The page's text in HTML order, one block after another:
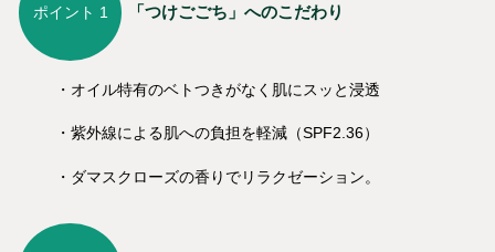
ポイント 1 「つけごごち」へのこだわり
・オイル特有のベトつきがなく肌にスッと浸透
・紫外線による肌への負担を軽減（SPF2.36）
・ダマスクローズの香りでリラクゼーション。